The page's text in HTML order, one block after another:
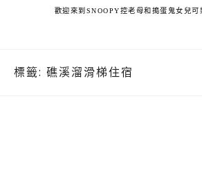
歡迎來到SNOOPY控老母和搗蛋鬼女兒可
標籤: 礁溪溜滑梯住宿